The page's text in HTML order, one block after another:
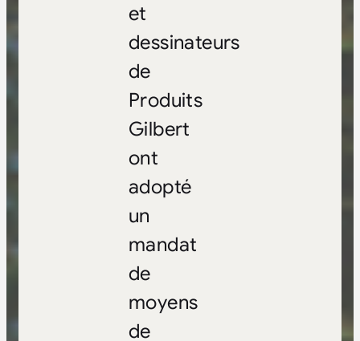
et
dessinateurs
de
Produits
Gilbert
ont
adopté
un
mandat
de
moyens
de